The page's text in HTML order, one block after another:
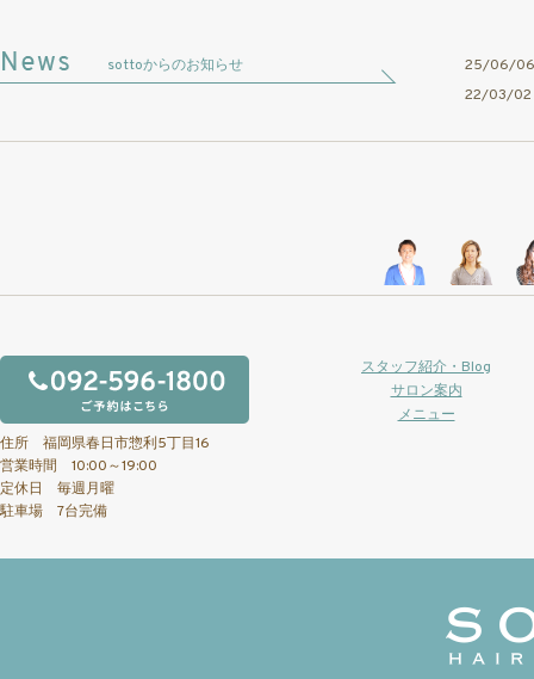
sottoからのお知らせ
25/06/
22/03/
住所 福岡県春日市惣利5丁目16
営業時間 10:00～19:00
定休日 毎週月曜
駐車場 7台完備
スタッフ紹介・Blog
サロン案内
メニュー